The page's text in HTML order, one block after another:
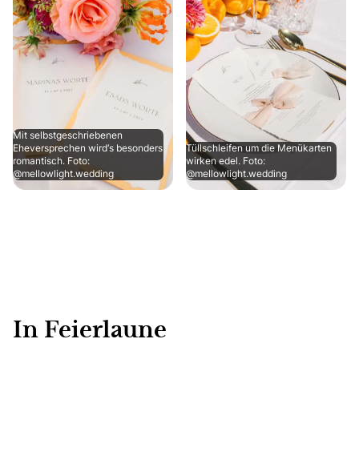
Mit selbstgeschriebenen
Eheversprechen wird‘s besonders
romantisch. Foto:
@mellowlight.wedding
Tüllschleifen um die Menükarten
wirken edel. Foto:
@mellowlight.wedding
In Feierlaune